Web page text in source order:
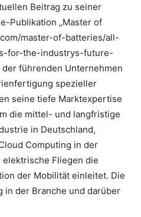
Beitrag zu seiner
Publikation „Master of
master-of-batteries/all-
for-the-industrys-future-
führenden Unternehmen
spezieller
seine tiefe Marktexpertise
die mittel- und langfristige
in Deutschland,
Computing in der
elektrische Fliegen die
der Mobilität einleitet. Die
in der Branche und darüber